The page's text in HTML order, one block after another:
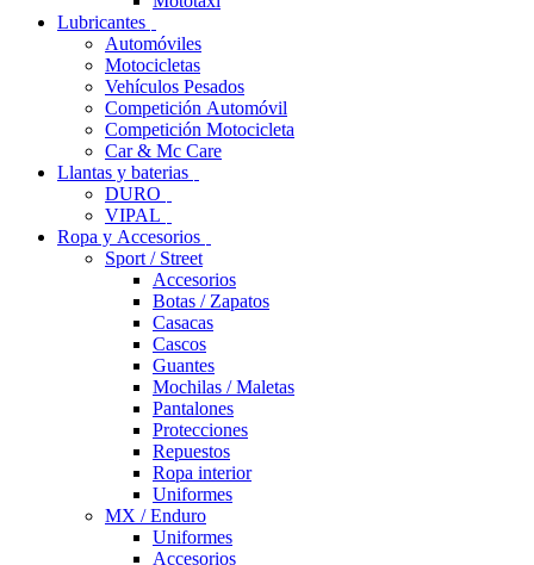
Lubricantes
Automóviles
Motocicletas
Vehículos Pesados
Competición Automóvil
Competición Motocicleta
Car & Mc Care
Llantas y baterias
DURO
VIPAL
Ropa y Accesorios
Sport / Street
Accesorios
Botas / Zapatos
Casacas
Cascos
Guantes
Mochilas / Maletas
Pantalones
Protecciones
Repuestos
Ropa interior
Uniformes
MX / Enduro
Uniformes
Accesorios